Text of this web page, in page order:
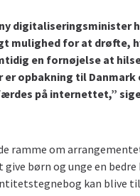
digitaliseringsminister
mulighed for at drøfte,
en fornøjelse at
er opbakning til
på internettet,”
ramme om
børn og unge en
kan blive